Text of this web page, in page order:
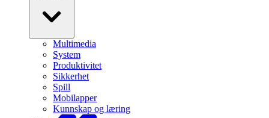
Multimedia
System
Produktivitet
Sikkerhet
Spill
Mobilapper
Kunnskap og læring